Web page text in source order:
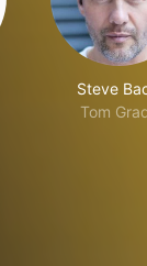
Steve
Tom